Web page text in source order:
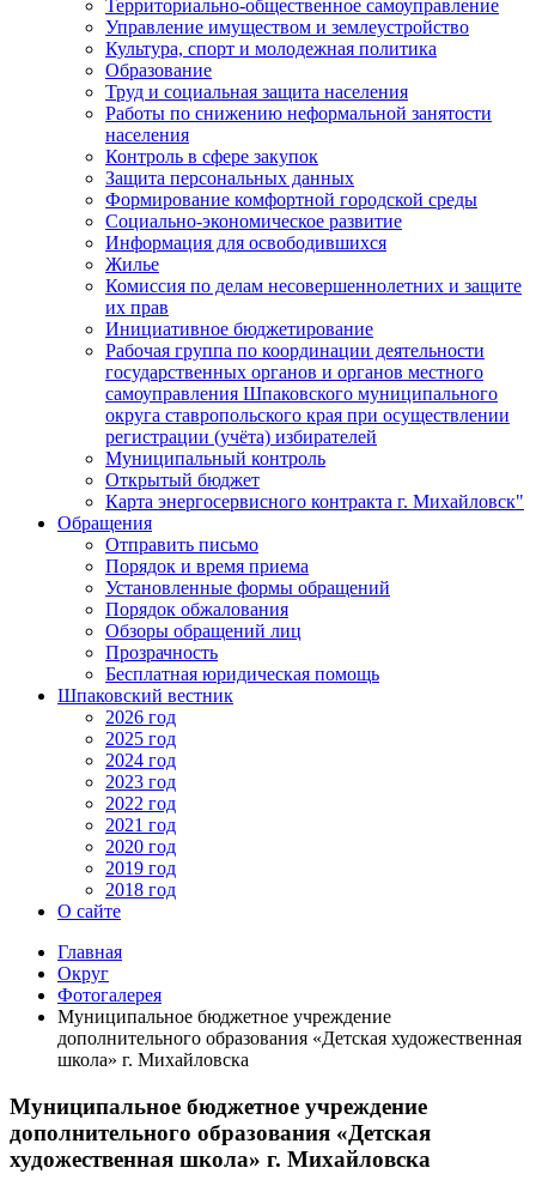
Территориально-общественное самоуправление
Управление имуществом и землеустройство
Культура, спорт и молодежная политика
Образование
Труд и социальная защита населения
Работы по снижению неформальной занятости
населения
Контроль в сфере закупок
Защита персональных данных
Формирование комфортной городской среды
Социально-экономическое развитие
Информация для освободившихся
Жилье
Комиссия по делам несовершеннолетних и защите
их прав
Инициативное бюджетирование
Рабочая группа по координации деятельности
государственных органов и органов местного
самоуправления Шпаковского муниципального
округа ставропольского края при осуществлении
регистрации (учёта) избирателей
Муниципальный контроль
Открытый бюджет
Карта энергосервисного контракта г. Михайловск"
Обращения
Отправить письмо
Порядок и время приема
Установленные формы обращений
Порядок обжалования
Обзоры обращений лиц
Прозрачность
Бесплатная юридическая помощь
Шпаковский вестник
2026 год
2025 год
2024 год
2023 год
2022 год
2021 год
2020 год
2019 год
2018 год
О сайте
Главная
Округ
Фотогалерея
Муниципальное бюджетное учреждение
дополнительного образования «Детская художественная
школа» г. Михайловска
Муниципальное бюджетное учреждение
дополнительного образования «Детская
художественная школа» г. Михайловска